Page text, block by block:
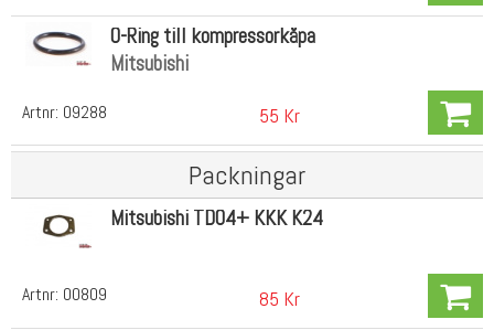
Artnr: 09288
O-Ring till kompressorkåpa
Mitsubishi
55 Kr
Packningar
Artnr: 00809
Mitsubishi TD04+ KKK K24
85 Kr